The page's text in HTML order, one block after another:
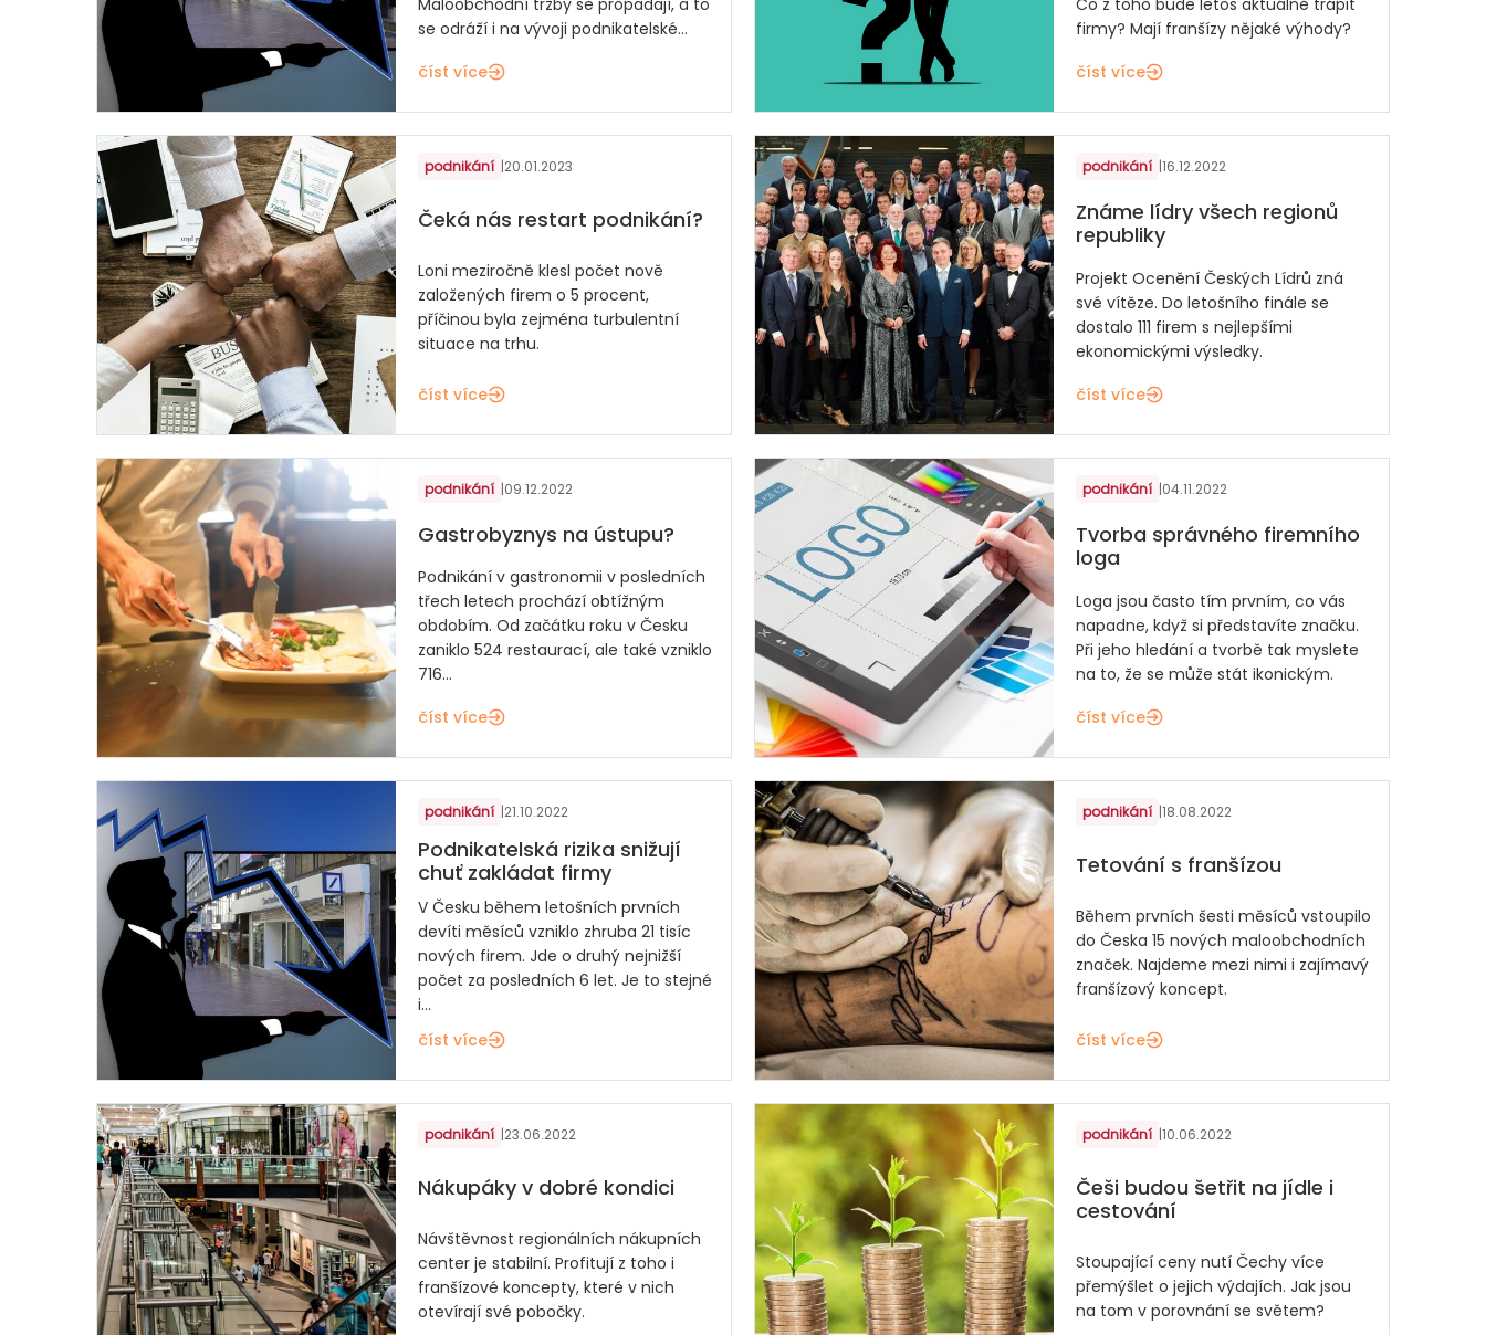
se odráží i na vývoji podnikatelské...
číst více
firmy? Mají franšízy nějaké výhody?
číst více
podnikání |20.01.2023
Čeká nás restart podnikání?
Loni meziročně klesl počet nově
založených firem o 5 procent,
příčinou byla zejména turbulentní
situace na trhu.
číst více
podnikání |16.12.2022
Známe lídry všech regionů
republiky
Projekt Ocenění Českých Lídrů zná
své vítěze. Do letošního finále se
dostalo 111 firem s nejlepšími
ekonomickými výsledky.
číst více
podnikání |09.12.2022
Gastrobyznys na ústupu?
Podnikání v gastronomii v posledních
třech letech prochází obtížným
obdobím. Od začátku roku v Česku
zaniklo 524 restaurací, ale také vzniklo
716...
číst více
podnikání |04.11.2022
Tvorba správného firemního
loga
Loga jsou často tím prvním, co vás
napadne, když si představíte značku.
Při jeho hledání a tvorbě tak myslete
na to, že se může stát ikonickým.
číst více
podnikání |21.10.2022
Podnikatelská rizika snižují
chuť zakládat firmy
V Česku během letošních prvních
devíti měsíců vzniklo zhruba 21 tisíc
nových firem. Jde o druhý nejnižší
počet za posledních 6 let. Je to stejné
i...
číst více
podnikání |18.08.2022
Tetování s franšízou
Během prvních šesti měsíců vstoupilo
do Česka 15 nových maloobchodních
značek. Najdeme mezi nimi i zajímavý
franšízový koncept.
číst více
podnikání |23.06.2022
Nákupáky v dobré kondici
Návštěvnost regionálních nákupních
center je stabilní. Profitují z toho i
franšízové koncepty, které v nich
otevírají své pobočky.
podnikání |10.06.2022
Češi budou šetřit na jídle i
cestování
Stoupající ceny nutí Čechy více
přemýšlet o jejich výdajích. Jak jsou
na tom v porovnání se světem?